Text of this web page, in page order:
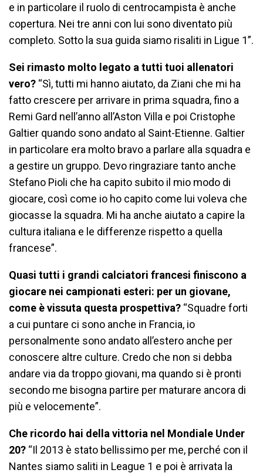
e in particolare il ruolo di centrocampista è anche
copertura. Nei tre anni con lui sono diventato più
completo. Sotto la sua guida siamo risaliti in Ligue 1”.
Sei rimasto molto legato a tutti tuoi allenatori
vero? “Sì, tutti mi hanno aiutato, da Ziani che mi ha
fatto crescere per arrivare in prima squadra, fino a
Remi Gard nell’anno all’Aston Villa e poi Cristophe
Galtier quando sono andato al Saint-Etienne. Galtier
in particolare era molto bravo a parlare alla squadra e
a gestire un gruppo. Devo ringraziare tanto anche
Stefano Pioli che ha capito subito il mio modo di
giocare, così come io ho capito come lui voleva che
giocasse la squadra. Mi ha anche aiutato a capire la
cultura italiana e le differenze rispetto a quella
francese”.
Quasi tutti i grandi calciatori francesi finiscono a
giocare nei campionati esteri: per un giovane,
come è vissuta questa prospettiva? “Squadre forti
a cui puntare ci sono anche in Francia, io
personalmente sono andato all’estero anche per
conoscere altre culture. Credo che non si debba
andare via da troppo giovani, ma quando si è pronti
secondo me bisogna partire per maturare ancora di
più e velocemente”.
Che ricordo hai della vittoria nel Mondiale Under
20? “Il 2013 è stato bellissimo per me, perché con il
Nantes siamo saliti in League 1 e poi è arrivata la